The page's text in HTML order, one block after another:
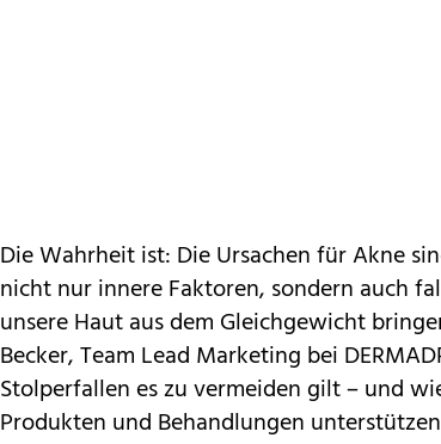
Die Wahrheit ist: Die Ursachen für Akne
nicht nur innere Faktoren, sondern auch
unsere Haut aus dem Gleichgewicht
Becker, Team Lead Marketing bei
Stolperfallen es zu vermeiden gilt – und
Produkten und Behandlungen